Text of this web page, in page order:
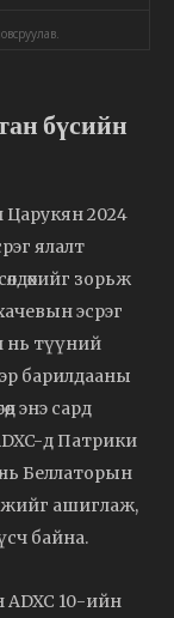
бүсийн
Царукян 2024
ялалт
зорьж
эсрэг
нь түүний
барилдааны
энэ сард
д Патрики
Беллаторын
ашиглаж,
байна.
10-ийн